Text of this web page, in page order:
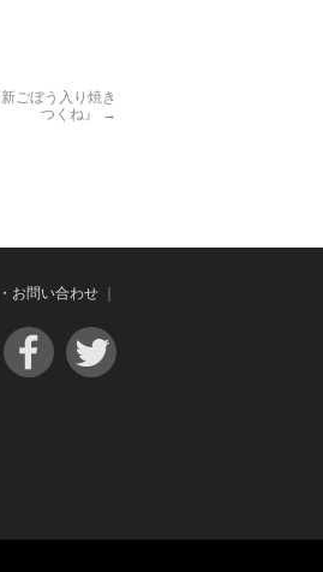
ごぼう入り焼き
つくね』
→
お問い合わせ